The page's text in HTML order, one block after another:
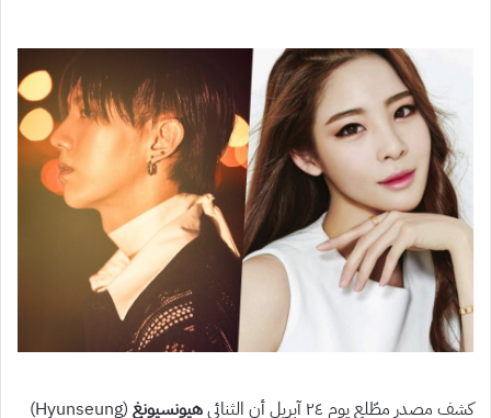
كشف مصدر مطّلع يوم ٢٤ آبريل أن الثنائي هيونسيونغ
(Hyunseung)